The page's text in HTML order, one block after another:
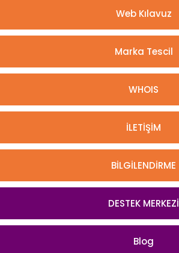
Web Kılavuz
Marka Tescil
WHOIS
İLETİŞİM
BİLGİLENDİRME
DESTEK MERKEZİ
Blog